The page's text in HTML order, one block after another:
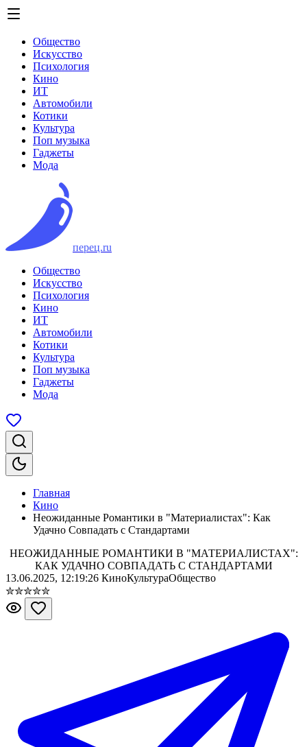
Общество
Искусство
Психология
Кино
ИТ
Автомобили
Котики
Культура
Поп музыка
Гаджеты
Мода
перец.ru
Общество
Искусство
Психология
Кино
ИТ
Автомобили
Котики
Культура
Поп музыка
Гаджеты
Мода
Главная
Кино
Неожиданные Романтики в "Материалистах": Как
Удачно Совпадать с Стандартами
НЕОЖИДАННЫЕ РОМАНТИКИ В "МАТЕРИАЛИСТАХ":
КАК УДАЧНО СОВПАДАТЬ С СТАНДАРТАМИ
13.06.2025, 12:19:26 КиноКультураОбщество
✮✮✮✮✮